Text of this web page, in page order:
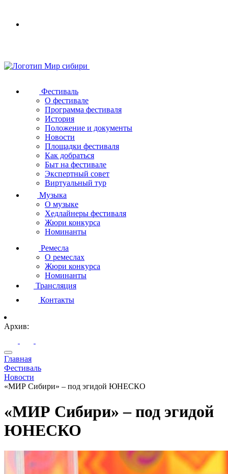
browser
Фестиваль
О фестивале
Программа фестиваля
История
Положение и документы
Новости
Площадки фестиваля
Как добраться
Быт на фестивале
Экспертный совет
Виртуальный тур
Музыка
О музыке
Хедлайнеры фестиваля
Жюри конкурса
Номинанты
Ремесла
О ремеслах
Жюри конкурса
Номинанты
Трансляция
Контакты
Архив:
Главная
Фестиваль
Новости
«МИР Сибири» – под эгидой ЮНЕСКО
«МИР Сибири» – под эгидой
ЮНЕСКО